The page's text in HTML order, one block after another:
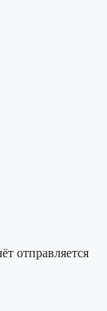
отправляется